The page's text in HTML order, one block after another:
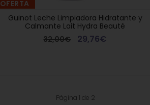
OFERTA
Guinot Leche Limpiadora Hidratante y
Calmante Lait Hydra Beauté
32,00€
29,76€
Página 1 de 2